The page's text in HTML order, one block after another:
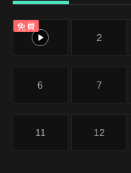
春天……。
免費
1 2
6 7
11 12